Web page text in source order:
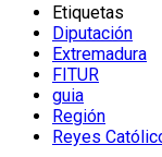
Etiquetas
Diputación
Extremadura
FITUR
guia
Región
Reyes